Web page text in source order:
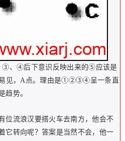
、④后下意识反映出来的⑤应该是
易见，A点。理由是①②③④呈一条直
趋势。
位流浪汉要搭火车去南方，他会不
它转向呢？答案是当然不会，他一